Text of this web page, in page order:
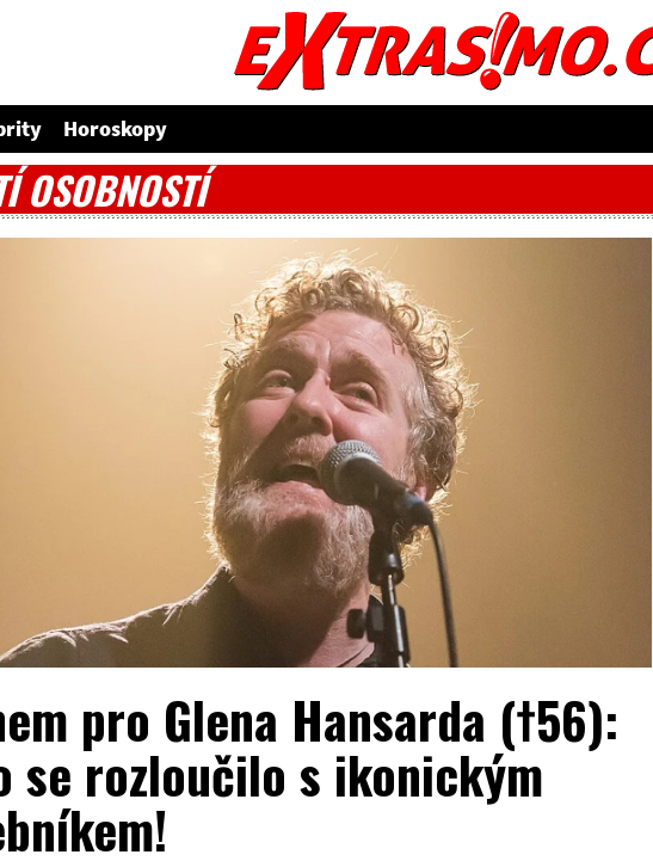
Horoskopy
OSOBNOSTÍ
pro Glena Hansarda (†56):
se rozloučilo s ikonickým